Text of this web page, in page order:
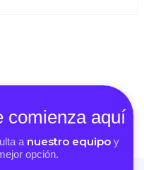
comienza aquí
a nuestro equipo y
opción.